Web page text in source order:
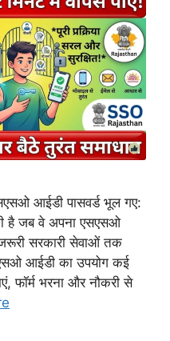
आईडी पासवर्ड भूल गए:
है जब वे अपना एसएसओ
सरकारी सेवाओं तक
आईडी का उपयोग कई
फॉर्म भरना और नौकरी से